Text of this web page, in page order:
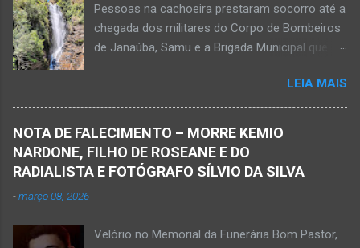
Pessoas na cachoeira prestaram socorro até a
chegada dos militares do Corpo de Bombeiros
de Janaúba, Samu e a Brigada Municipal que
resistiu e foi a óbito Foto álbum pessoal Kauan
Pereira Alves publicou em sua rede social a
foto em que apreciava a Cachoeira Maria Rosa,
em Mato Verde, pouco tempo antes de se
afogar e depois vir a óbito nesta terça-feira, dia
socorrem estudante que se afogou em
LEIA MAIS
NOTA DE FALECIMENTO – MORRE KEMIO
NARDONE, FILHO DE ROSEANE E DO
RADIALISTA E FOTÓGRAFO SÍLVIO DA SILVA
-março 08, 2026
Velório no Memorial da Funerária Bom Pastor,